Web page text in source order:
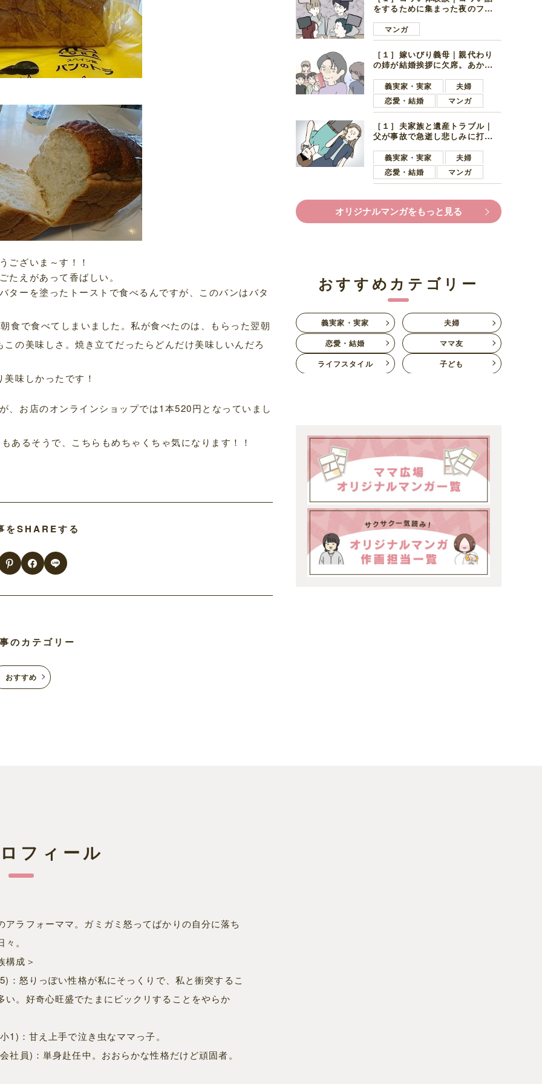
ざいま～す！！
たえがあって香ばしい。
ターを塗ったトーストで食べるんですが、このパンはバタ
食で食べてしまいました。私が食べたのは、もらった翌朝
の美味しさ。焼き立てだったらどんだけ美味しいんだろ
味しかったです！
、お店のオンラインショップでは1本520円となっていまし
あるそうで、こちらもめちゃくちゃ気になります！！
をSHAREする
のカテゴリー
おすすめ
フィール
アラフォーママ。ガミガミ怒ってばかりの自分に落ち
々。
構成＞
：怒りっぽい性格が私にそっくりで、私と衝突するこ
い。好奇心旺盛でたまにビックリすることをやらか
1)：甘え上手で泣き虫なママっ子。
社員)：単身赴任中。おおらかな性格だけど頑固者。
をするために集まった夜のファ
好きの男の子ママ
マンガ
［１］嫁いびり義母｜親代わり
の姉が結婚挨拶に欠席。あから
義実家・実家
夫婦
恋愛・結婚
マンガ
［１］夫家族と遺産トラブル｜
父が事故で急逝し悲しみに打ち
ます夫
義実家・実家
夫婦
恋愛・結婚
マンガ
オリジナルマンガをもっと見る
おすすめカテゴリー
義実家・実家
夫婦
恋愛・結婚
ママ友
ライフスタイル
子ども